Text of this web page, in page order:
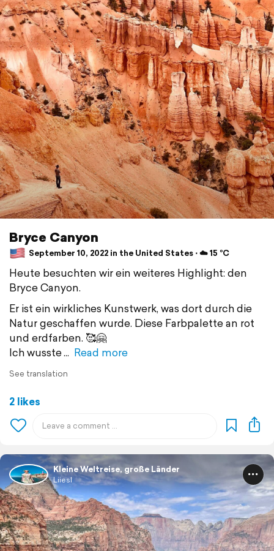
Bryce Canyon
September 10, 2022 in the United States ⋅ ☁️ 15 °C
Heute besuchten wir ein weiteres Highlight: den
Bryce Canyon.
Er ist ein wirkliches Kunstwerk, was dort durch die
Natur geschaffen wurde. Diese Farbpalette an rot
und erdfarben. 🥰🤗
Ich wusste
Read more
See translation
2 likes
Kleine Weltreise, große Länder
Liiesl